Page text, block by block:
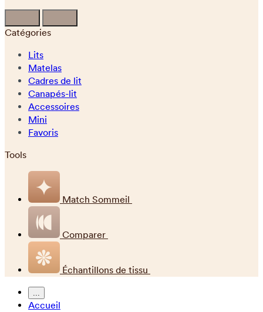
Catégories
Lits
Matelas
Cadres de lit
Canapés-lit
Accessoires
Mini
Favoris
Tools
Match Sommeil
Comparer
Échantillons de tissu
...
Accueil